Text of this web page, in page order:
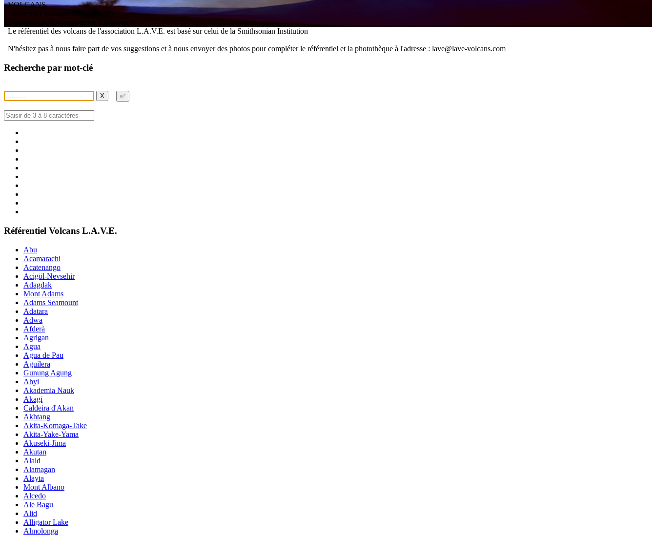
VOLCANS
olcanologique
Le référentiel des volcans de l'association L.A.V.E. est basé sur celui de la Smithsonian Institution
N'hésitez pas à nous faire part de vos suggestions et à nous envoyer des photos pour compléter le référentiel et la photothèque à l'adresse : lave@lave-volcans.com
Recherche par mot-clé
X ✅
Référentiel Volcans L.A.V.E.
Abu
Acamarachi
Acatenango
Acigöl-Nevsehir
Adagdak
Mont Adams
Adams Seamount
Adatara
Adwa
Afderà
Agrigan
Agua
Agua de Pau
Aguilera
Gunung Agung
Ahyi
Akademia Nauk
Akagi
Caldeira d'Akan
Akhtang
Akita-Komaga-Take
Akita-Yake-Yama
Akuseki-Jima
Akutan
Alaid
Alamagan
Alayta
Mont Albano
Alcedo
Ale Bagu
Alid
Alligator Lake
Almolonga